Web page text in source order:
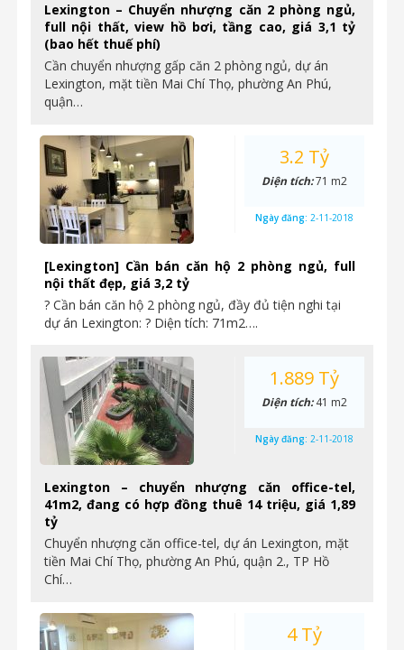
Lexington – Chuyển nhượng căn 2 phòng ngủ,
full nội thất, view hồ bơi, tầng cao, giá 3,1 tỷ
(bao hết thuế phí)
Cần chuyển nhượng gấp căn 2 phòng ngủ, dự án
Lexington, mặt tiền Mai Chí Thọ, phường An Phú,
quận…
[Lexington] Cần bán căn hộ 2 phòng ngủ, full
nội thất đẹp, giá 3,2 tỷ
? Cần bán căn hộ 2 phòng ngủ, đầy đủ tiện nghi tại
dự án Lexington: ? Diện tích: 71m2….
3.2 Tỷ
Diện tích:71 m2
Ngày đăng: 2-11-2018
Lexington – chuyển nhượng căn office-tel,
41m2, đang có hợp đồng thuê 14 triệu, giá 1,89
tỷ
Chuyển nhượng căn office-tel, dự án Lexington, mặt
tiền Mai Chí Thọ, phường An Phú, quận 2., TP Hồ
Chí…
1.889 Tỷ
Diện tích:41 m2
Ngày đăng: 2-11-2018
4 Tỷ